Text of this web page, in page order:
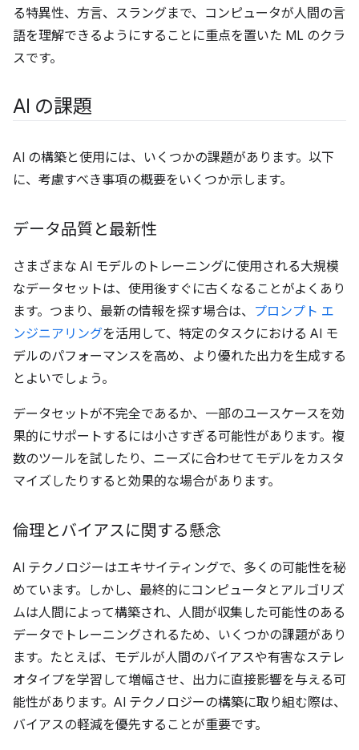
る特異性、方言、スラングまで、コンピュータが人間の言
語を理解できるようにすることに重点を置いた ML のクラ
スです。
AI の課題
AI の構築と使用には、いくつかの課題があります。以下
に、考慮すべき事項の概要をいくつか示します。
データ品質と最新性
さまざまな AI モデルのトレーニングに使用される大規模
なデータセットは、使用後すぐに古くなることがよくあり
ます。つまり、最新の情報を探す場合は、 プロンプト エ
ンジニアリングを活用して、特定のタスクにおける AI モ
デルのパフォーマンスを高め、より優れた出力を生成する
とよいでしょう。
データセットが不完全であるか、一部のユースケースを効
果的にサポートするには小さすぎる可能性があります。複
数のツールを試したり、ニーズに合わせてモデルをカスタ
マイズしたりすると効果的な場合があります。
倫理とバイアスに関する懸念
AI テクノロジーはエキサイティングで、多くの可能性を秘
めています。しかし、最終的にコンピュータとアルゴリズ
ムは人間によって構築され、人間が収集した可能性のある
データでトレーニングされるため、いくつかの課題があり
ます。たとえば、モデルが人間のバイアスや有害なステレ
オタイプを学習して増幅させ、出力に直接影響を与える可
能性があります。AI テクノロジーの構築に取り組む際は、
バイアスの軽減を優先することが重要です。